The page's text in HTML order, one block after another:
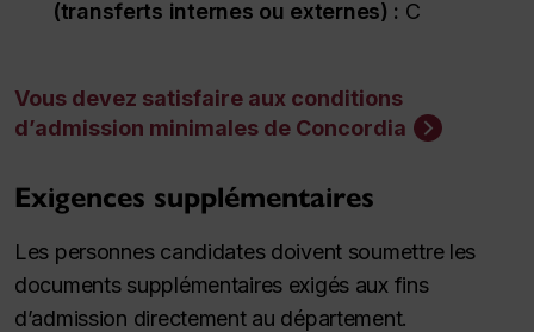
(transferts internes ou externes) : C
Vous devez satisfaire aux conditions
d’admission minimales de Concordia
Exigences supplémentaires
Les personnes candidates doivent soumettre les
documents supplémentaires exigés aux fins
d’admission directement au département.